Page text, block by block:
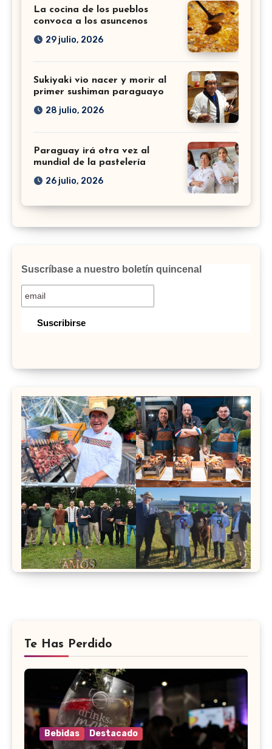
La cocina de los pueblos
convoca a los asuncenos
29 julio, 2026
Sukiyaki vio nacer y morir al
primer sushiman paraguayo
28 julio, 2026
Paraguay irá otra vez al
mundial de la pastelería
26 julio, 2026
Suscríbase a nuestro boletín quincenal
Te Has Perdido
Bebidas Destacado